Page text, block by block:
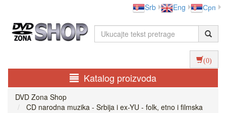
Srb Eng Срп
(0)
Katalog proizvoda
DVD Zona Shop
CD narodna muzika - Srbija i ex-YU - folk, etno i filmska